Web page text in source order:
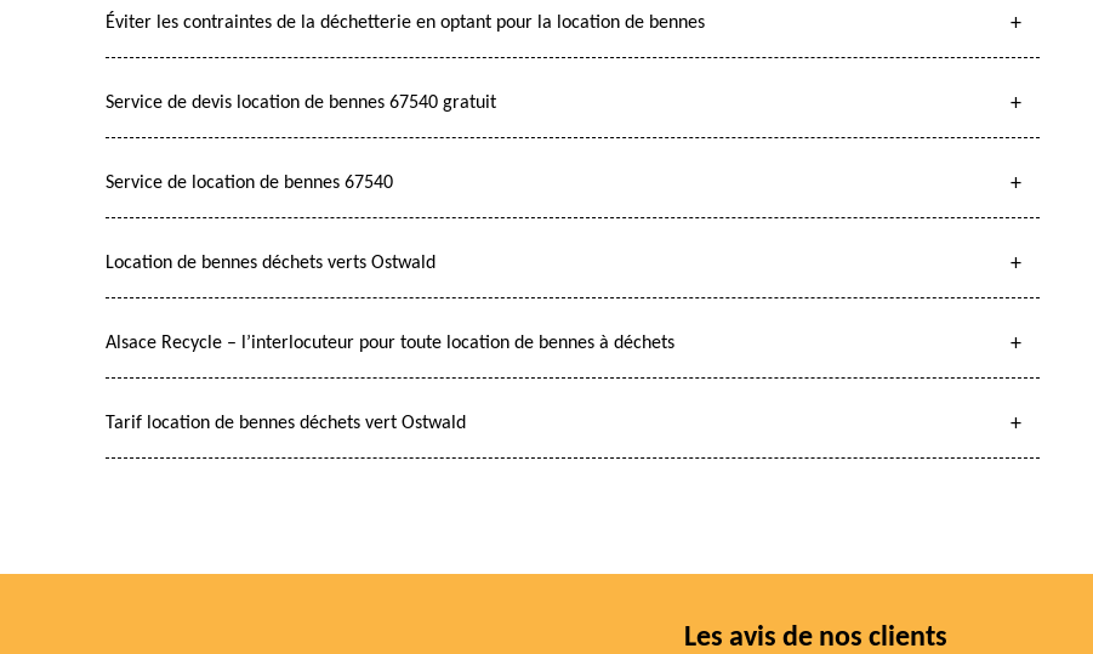
Éviter les contraintes de la déchetterie en optant pour la location de bennes
Service de devis location de bennes 67540 gratuit
Service de location de bennes 67540
Location de bennes déchets verts Ostwald
Alsace Recycle – l’interlocuteur pour toute location de bennes à déchets
Tarif location de bennes déchets vert Ostwald
Les avis de nos clients